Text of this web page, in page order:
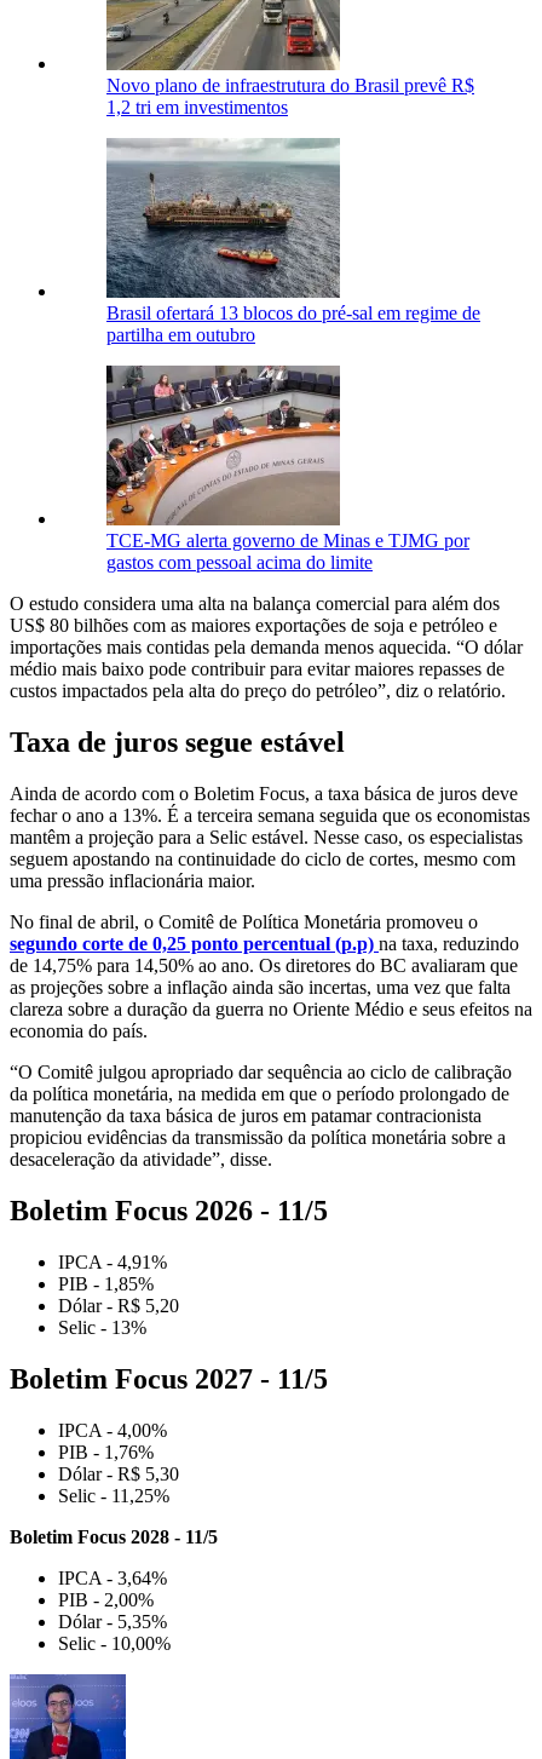
Novo plano de infraestrutura do Brasil prevê R$
1,2 tri em investimentos
Brasil ofertará 13 blocos do pré-sal em regime de
partilha em outubro
TCE-MG alerta governo de Minas e TJMG por
gastos com pessoal acima do limite
O estudo considera uma alta na balança comercial para além dos
US$ 80 bilhões com as maiores exportações de soja e petróleo e
importações mais contidas pela demanda menos aquecida. “O dólar
médio mais baixo pode contribuir para evitar maiores repasses de
custos impactados pela alta do preço do petróleo”, diz o relatório.
Taxa de juros segue estável
Ainda de acordo com o Boletim Focus, a taxa básica de juros deve
fechar o ano a 13%. É a terceira semana seguida que os economistas
mantêm a projeção para a Selic estável. Nesse caso, os especialistas
seguem apostando na continuidade do ciclo de cortes, mesmo com
uma pressão inflacionária maior.
No final de abril, o Comitê de Política Monetária promoveu o
segundo corte de 0,25 ponto percentual (p.p) na taxa, reduzindo
de 14,75% para 14,50% ao ano. Os diretores do BC avaliaram que
as projeções sobre a inflação ainda são incertas, uma vez que falta
clareza sobre a duração da guerra no Oriente Médio e seus efeitos na
economia do país.
“O Comitê julgou apropriado dar sequência ao ciclo de calibração
da política monetária, na medida em que o período prolongado de
manutenção da taxa básica de juros em patamar contracionista
propiciou evidências da transmissão da política monetária sobre a
desaceleração da atividade”, disse.
Boletim Focus 2026 - 11/5
IPCA - 4,91%
PIB - 1,85%
Dólar - R$ 5,20
Selic - 13%
Boletim Focus 2027 - 11/5
IPCA - 4,00%
PIB - 1,76%
Dólar - R$ 5,30
Selic - 11,25%
Boletim Focus 2028 - 11/5
IPCA - 3,64%
PIB - 2,00%
Dólar - 5,35%
Selic - 10,00%